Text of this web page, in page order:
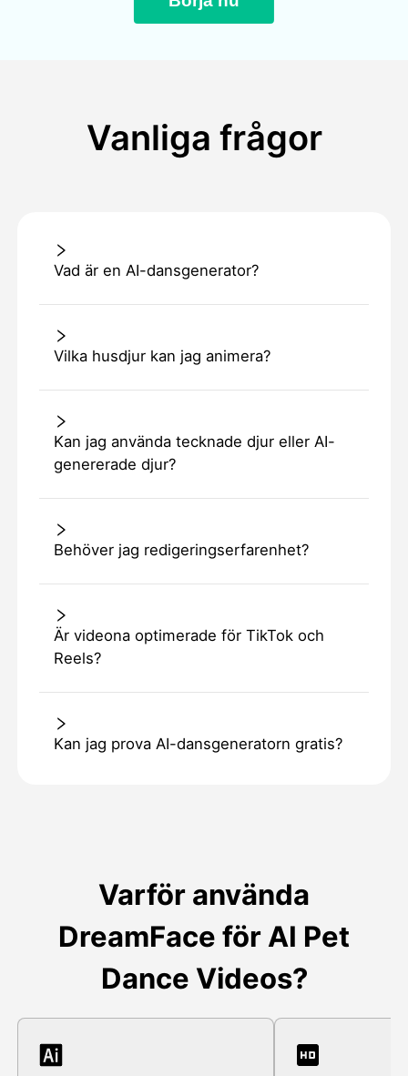
Vanliga frågor
Vad är en AI-dansgenerator?
Vilka husdjur kan jag animera?
Kan jag använda tecknade djur eller AI-
genererade djur?
Behöver jag redigeringserfarenhet?
Är videona optimerade för TikTok och
Reels?
Kan jag prova AI-dansgeneratorn gratis?
Varför använda
DreamFace för AI Pet
Dance Videos?